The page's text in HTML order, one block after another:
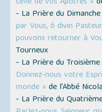
- La Prière du
par Vous, ô divin
pouvons retourner à
Tourneux
- La Prière du
Donnez-nous votre
monde » de l’Abbé
- La Prière du